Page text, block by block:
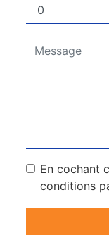
En cochant
conditions